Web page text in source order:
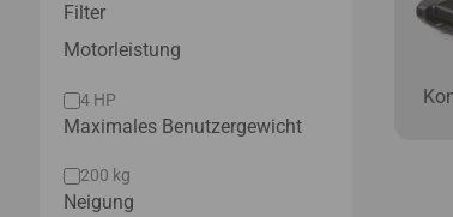
Filter
Motorleistung
Motor
power
4 HP
Maximales Benutzergewicht
Max
user
200 kg
Neigung